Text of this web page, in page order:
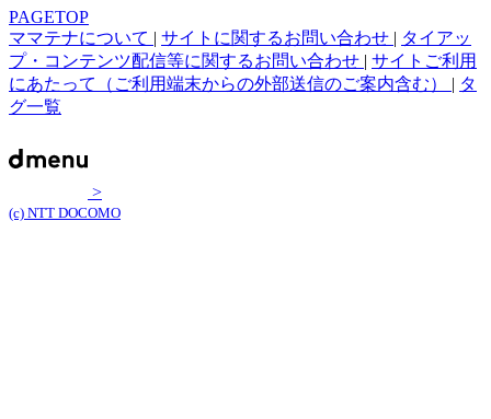
PAGETOP
ママテナについて | サイトに関するお問い合わせ | タイアッ
プ・コンテンツ配信等に関するお問い合わせ | サイトご利用
にあたって（ご利用端末からの外部送信のご案内含む） | タ
グ一覧
>
(c) NTT DOCOMO